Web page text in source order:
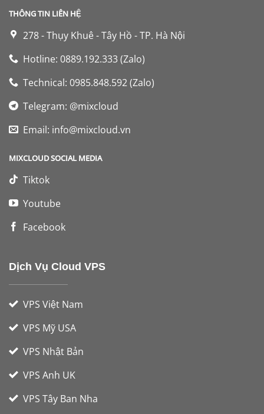
THÔNG TIN LIÊN HỆ
278 - Thụy Khuê - Tây Hồ - TP. Hà Nội
Hotline: 0889.192.333 (Zalo)
Technical: 0985.848.592 (Zalo)
Telegram: @mixcloud
Email: info@mixcloud.vn
MIXCLOUD SOCIAL MEDIA
Tiktok
Youtube
Facebook
Dịch Vụ Cloud VPS
VPS Việt Nam
VPS Mỹ USA
VPS Nhật Bản
VPS Anh UK
VPS Tây Ban Nha